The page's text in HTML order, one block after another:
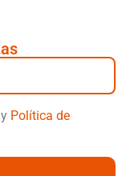
Política de